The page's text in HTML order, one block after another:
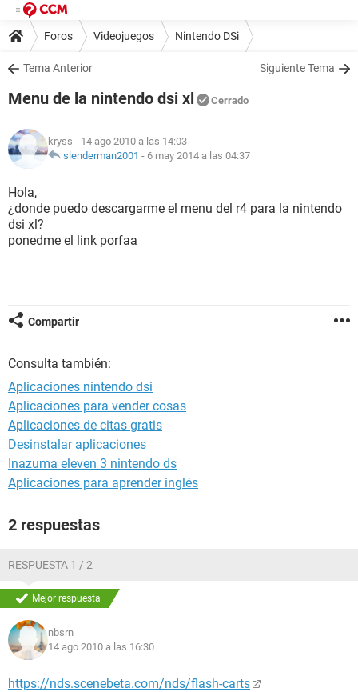
Foros Videojuegos Nintendo DSi
Tema Anterior Siguiente Tema
Menu de la nintendo dsi xl Cerrado
kryss - 14 ago 2010 a las 14:03
slenderman2001 - 6 may 2014 a las 04:37
Hola,
¿donde puedo descargarme el menu del r4 para la nintendo
dsi xl?
ponedme el link porfaa
Compartir
Consulta también:
Aplicaciones nintendo dsi
Aplicaciones para vender cosas
Aplicaciones de citas gratis
Desinstalar aplicaciones
Inazuma eleven 3 nintendo ds
Aplicaciones para aprender inglés
2 respuestas
RESPUESTA 1 / 2
Mejor respuesta
nbsrn
14 ago 2010 a las 16:30
https://nds.scenebeta.com/nds/flash-carts